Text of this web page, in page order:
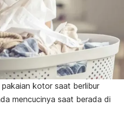
kotor saat berlibur
mencucinya saat berada di